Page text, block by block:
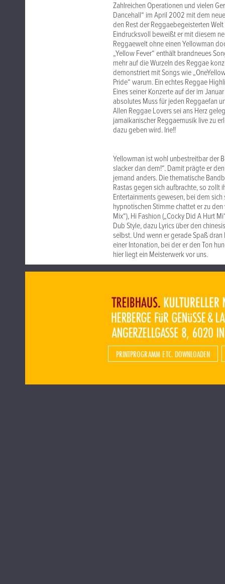
Zahlreichen Operationen und vielen
Dancehall“ im April 2002 mit dem
den Rest der Reggaebegeisterten
Eindrucksvoll beweißt er mit diesem
Reggaewelt ohne einen Yellowman
„Yellow Fever“ enthält brandneues
mehr auf die Wurzeln des Reggae
demonstriert mit Songs wie
Pride“ warum. Ein echtes Reggae
Eines seiner Konzerte auf der im
absolutes Muss für jeden Reggaefan
Allen Reggae Lovers sei ans Herz
jamaikanischer Reggaemusik live zu
dazu geben wird. Irie!!
Yellowman ist wohl unbestreitbar der
slacker dan dem!“. Damit prägte er
jemand anders. Die thematische
Rastas gegen sich aufbrachte, so
Entertainments gewesen, bei dem
hypnotischen Stimme chattet er zu
Mix“), Hi Fashion („Cocky Did A Hurt
Dub Style, dazu Lyrics über den
selbst. Und wenn er gerade Spaß
einer Intonation, bei der er den Ton
hier liegt ein Meisterwerk vor uns.
PRINTPROGRAMM ETC. DOWNLOADEN